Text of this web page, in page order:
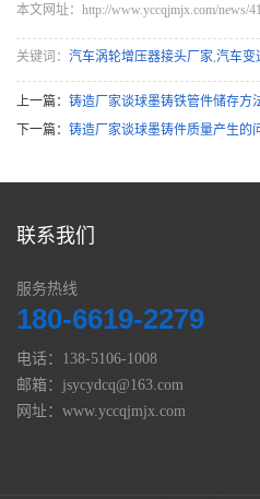
本文网址：http://www.yccqjmjx.com/news/
关键词： 汽车涡轮增压器接头厂家 汽车变
上一篇： 铸造厂家谈球墨铸铁管件储存方
下一篇： 铸造厂家谈球墨铸件质量产生的
联系我们
服务热线
180-6619-2279
电话：138-5106-1008
邮箱：jsycydcq@163.com
网址：www.yccqjmjx.com